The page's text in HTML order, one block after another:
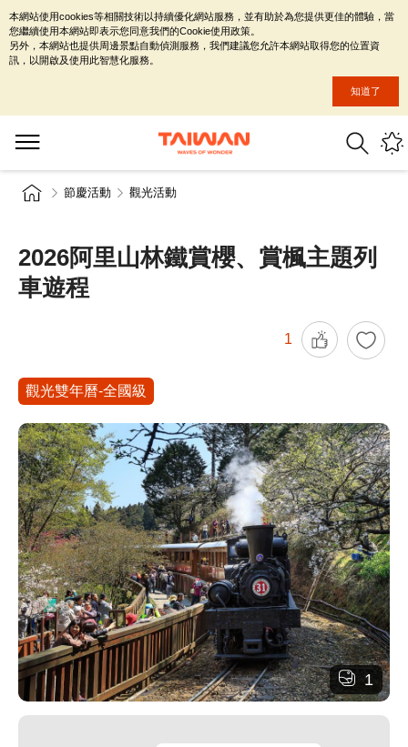
節慶活動 觀光活動
2026阿里山林鐵賞櫻、賞楓主題列
車遊程
1
觀光雙年曆-全國級
1
本網站使用cookies等相關技術以持續優化網站服務，並有助於為您提供更佳的體驗，當
您繼續使用本網站即表示您同意我們的Cookie使用政策。
另外，本網站也提供周邊景點自動偵測服務，我們建議您允許本網站取得您的位置資
訊，以開啟及使用此智慧化服務。
知道了